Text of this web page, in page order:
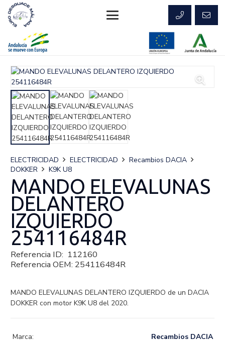
ELECTRICIDAD ELECTRICIDAD
Recambios DACIA
DOKKER
K9K U8
MANDO ELEVALUNAS
DELANTERO
IZQUIERDO
254116484R
Referencia ID: 112160
Referencia OEM: 254116484R
MANDO ELEVALUNAS DELANTERO IZQUIERDO de un DACIA
DOKKER con motor K9K U8 del 2020.
Marca:
Recambios DACIA